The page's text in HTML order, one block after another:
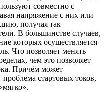
совместно с
напряжение с них или
получая так
В большинстве случаев,
которых осуществляется
Что позволяет менять
чем это позволяет
Причём может
стартовых токов,